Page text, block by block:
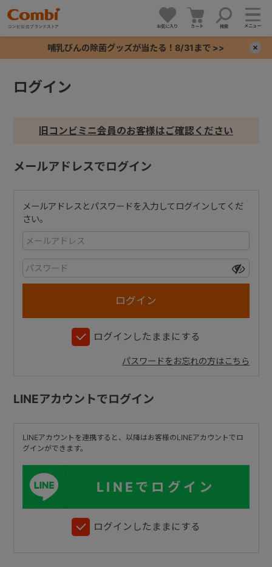
お気に入り カート 検索 メニュー
哺乳びんの除菌グッズが当たる！8/31まで >>
ログイン
旧コンビミニ会員のお客様はご確認ください
メールアドレスでログイン
メールアドレスとパスワードを入力してログインしてくだ
さい。
ログインしたままにする
パスワードをお忘れの方はこちら
LINEアカウントでログイン
LINEアカウントを連携すると、以降はお客様のLINEアカウントでロ
グインができます。
LINEでログイン
ログインしたままにする